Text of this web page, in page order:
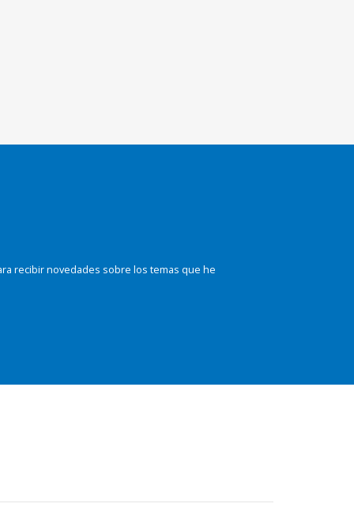
recibir novedades sobre los temas que he